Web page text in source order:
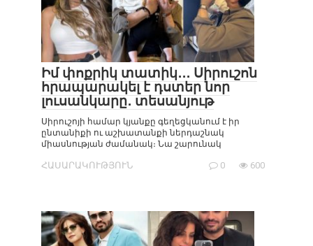
Իմ փոքրիկ տատիկ․․․ Սիրուշոն
հրապարակել է դստեր նոր
լուսանկարը․ տեսանյութ
Սիրուշոյի համար կյանքը գեղեցկանում է իր
ընտանիքի ու աշխատանքի ներդաշնակ
միասնության ժամանակ։ Նա շարունակ
ՀԱՍԱՐԱԿՈՒԹՅՈՒՆ 0 600